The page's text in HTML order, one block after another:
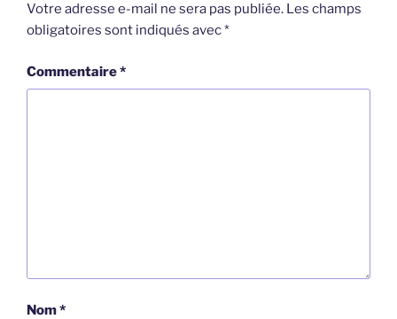
Votre adresse e-mail ne sera pas publiée. Les champs
obligatoires sont indiqués avec*
Commentaire*
Nom*